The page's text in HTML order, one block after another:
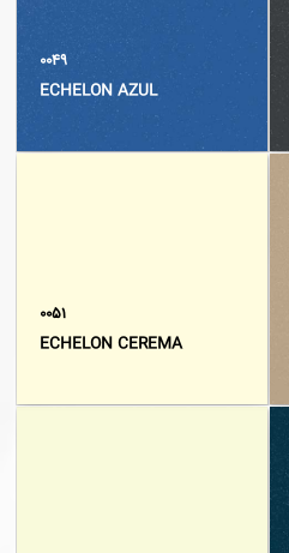
۰۰۴۹
ECHELON AZUL
۰۰۵۱
ECHELON CEREMA